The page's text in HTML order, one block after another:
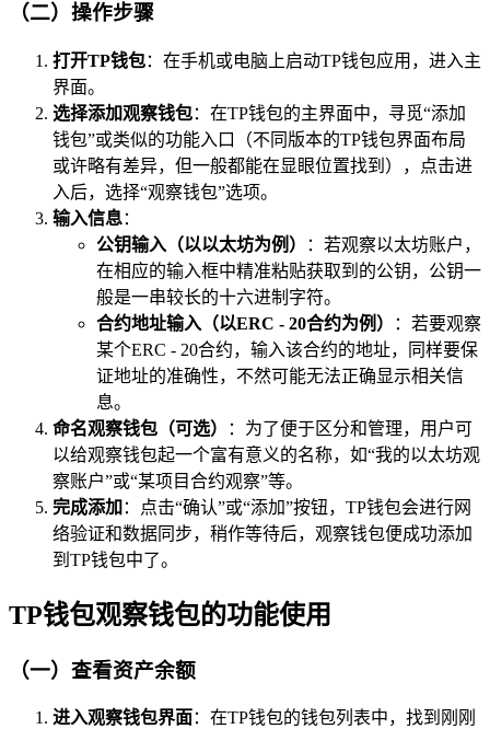
（二）操作步骤
打开TP钱包：在手机或电脑上启动TP钱包应用，进入主
界面。
选择添加观察钱包：在TP钱包的主界面中，寻觅“添加
钱包”或类似的功能入口（不同版本的TP钱包界面布局
或许略有差异，但一般都能在显眼位置找到），点击进
入后，选择“观察钱包”选项。
输入信息：
公钥输入（以以太坊为例）
：若观察以太坊账户，
在相应的输入框中精准粘贴获取到的公钥，公钥一
般是一串较长的十六进制字符。
合约地址输入（以ERC - 20合约为例）
：若要观察
某个ERC - 20合约，输入该合约的地址，同样要保
证地址的准确性，不然可能无法正确显示相关信
息。
命名观察钱包（可选）
：为了便于区分和管理，用户可
以给观察钱包起一个富有意义的名称，如“我的以太坊观
察账户”或“某项目合约观察”等。
完成添加 ：点击“确认”或“添加”按钮，TP钱包会进行网
络验证和数据同步，稍作等待后，观察钱包便成功添加
到TP钱包中了。
TP钱包观察钱包的功能使用
（一）查看资产余额
进入观察钱包界面：在TP钱包的钱包列表中，找到刚刚